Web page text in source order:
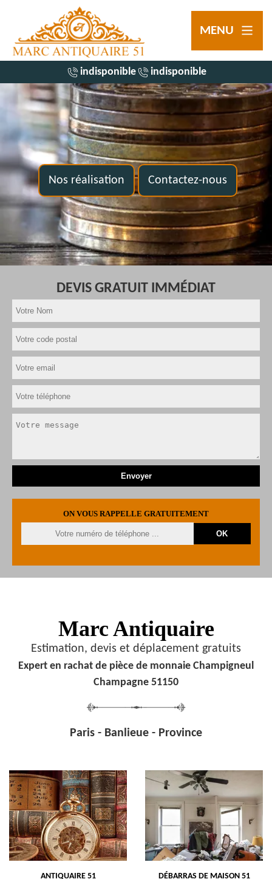
MENU
indisponible indisponible
Nos réalisation Contactez-nous
DEVIS GRATUIT IMMÉDIAT
ON VOUS RAPPELLE GRATUITEMENT
Marc Antiquaire
Estimation, devis et déplacement gratuits
Expert en rachat de pièce de monnaie Champigneul
Champagne 51150
Paris - Banlieue - Province
ANTIQUAIRE 51 DÉBARRAS DE MAISON 51